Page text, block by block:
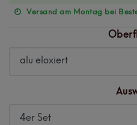
Versand am Montag bei